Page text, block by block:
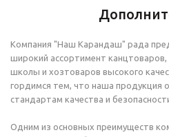
Компания "Наш Карандаш" рада
широкий ассортимент
школы и хозтоваров высокого
гордимся тем, что наша продукция
стандартам качества и
Одним из основных преимуществ